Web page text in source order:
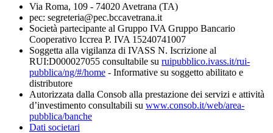
Via Roma, 109 - 74020 Avetrana (TA)
pec: segreteria@pec.bccavetrana.it
Società partecipante al Gruppo IVA Gruppo Bancario
Cooperativo Iccrea P. IVA 15240741007
Soggetta alla vigilanza di IVASS N. Iscrizione al
RUI:D000027055 consultabile su ruipubblico.ivass.it/rui-
pubblica/ng/#/home - Informative su soggetto abilitato e
distributore
Autorizzata dalla Consob alla prestazione dei servizi e attività
d’investimento consultabili su www.consob.it/web/area-
pubblica/banche
Dati societari